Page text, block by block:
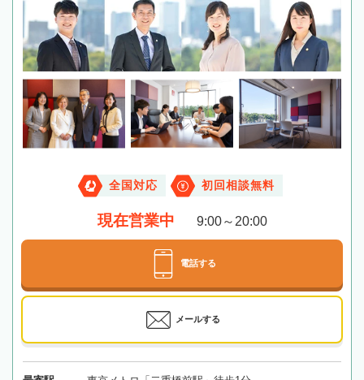
全国対応 初回相談無料
現在営業中 9:00～20:00
電話する
メールする